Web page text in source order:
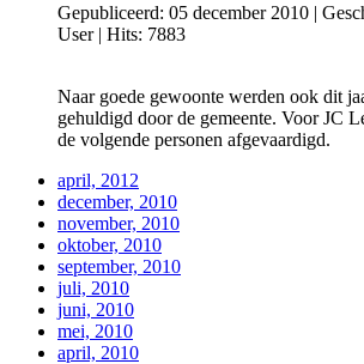
Gepubliceerd: 05 december 2010 |
User| Hits: 7883
Naar goede gewoonte werden ook dit
gehuldigd door de gemeente. Voor JC
de volgende personen afgevaardigd.
april, 2012
december, 2010
november, 2010
oktober, 2010
september, 2010
juli, 2010
juni, 2010
mei, 2010
april, 2010